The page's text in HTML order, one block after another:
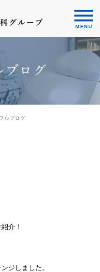
ブログ
ルブログ
介！
ジしました。